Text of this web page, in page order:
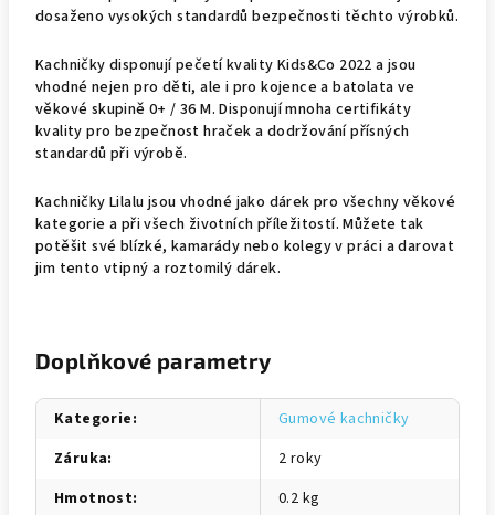
dosaženo vysokých standardů bezpečnosti těchto výrobků.
Kachničky disponují pečetí kvality Kids&Co 2022 a jsou
vhodné nejen pro děti, ale i pro kojence a batolata ve
věkové skupině 0+ / 36 M. Disponují mnoha certifikáty
kvality pro bezpečnost hraček a dodržování přísných
standardů při výrobě.
Kachničky Lilalu jsou vhodné jako dárek pro všechny věkové
kategorie a při všech životních příležitostí. Můžete tak
potěšit své blízké, kamarády nebo kolegy v práci a darovat
jim tento vtipný a roztomilý dárek.
Doplňkové parametry
Kategorie:
Gumové kachničky
Záruka:
2 roky
Hmotnost:
0.2 kg